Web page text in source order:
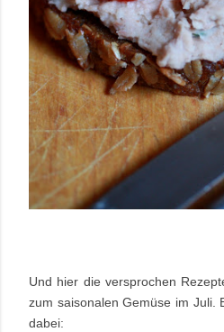
Und hier die versprochen
zum saisonalen Gemüse im Juli.
dabei: